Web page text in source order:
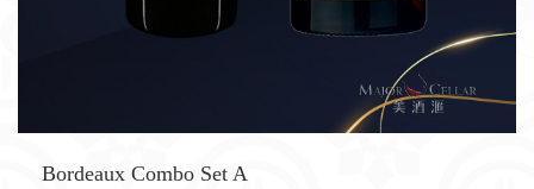
Bordeaux Combo Set A